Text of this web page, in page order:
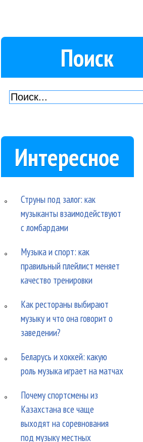
Поиск
Интересное
Струны под залог: как
музыканты взаимодействуют
с ломбардами
Музыка и спорт: как
правильный плейлист меняет
качество тренировки
Как рестораны выбирают
музыку и что она говорит о
заведении?
Беларусь и хоккей: какую
роль музыка играет на матчах
Почему спортсмены из
Казахстана все чаще
выходят на соревнования
под музыку местных